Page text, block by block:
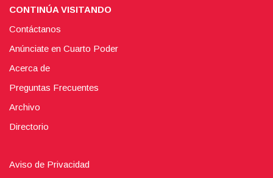
CONTINÚA VISITANDO
Contáctanos
Anúnciate en Cuarto Poder
Acerca de
Preguntas Frecuentes
Archivo
Directorio
Aviso de Privacidad